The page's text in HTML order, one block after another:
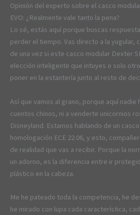
Opinión del experto sobre el casco
EVO: ¿Realmente vale tanto la pena?
Lo sé, estás aquí porque buscas
perder el tiempo. Vas directo a la yugular,
de una vez si este casco modular Dexter
elección inteligente que intuyes o solo
poner en la estantería junto al resto de
Así que vamos al grano, porque aquí nadie
cuentos chinos, ni a venderte unicornios
Disneyland. Estamos hablando de un
homologación ECE 22.06, y esto,
de realidad que vas a recibir. Porque la
un adorno, es la diferencia entre ir
plástico en la cabeza.
Me he pateado toda la competencia, he
he mirado con lupa cada característica,